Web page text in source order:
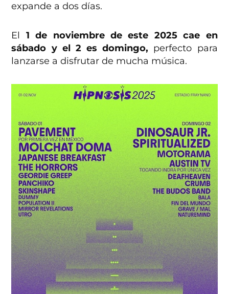
expande a dos días.
El 1 de noviembre de este 2025 cae en
sábado y el 2 es domingo, perfecto para
lanzarse a disfrutar de mucha música.